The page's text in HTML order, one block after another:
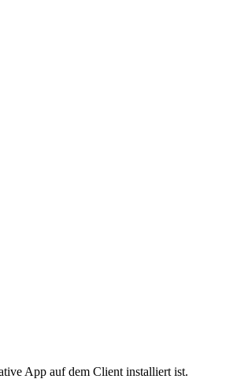
App auf dem Client installiert ist.